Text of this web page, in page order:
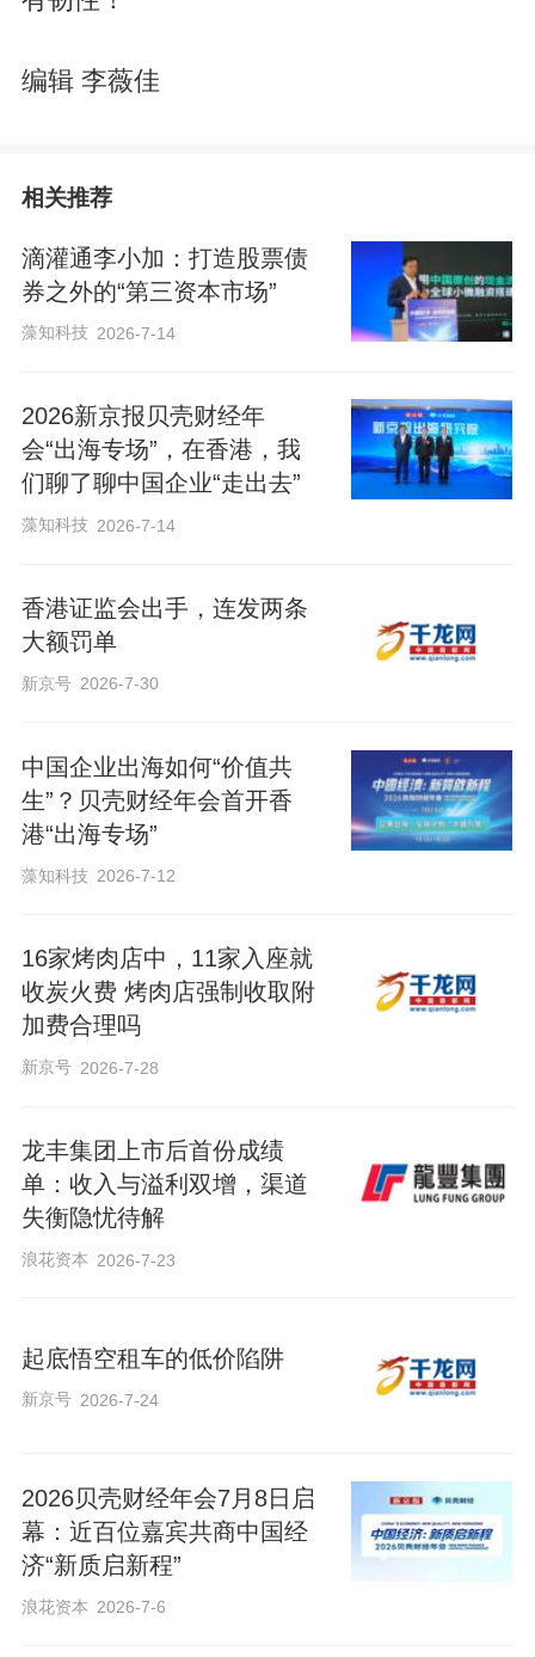
编辑 李薇佳
相关推荐
滴灌通李小加：打造股票债
券之外的“第三资本市场”
藻知科技 2026-7-14
2026新京报贝壳财经年
会“出海专场”，在香港，我
们聊了聊中国企业“走出去”
藻知科技 2026-7-14
香港证监会出手，连发两条
大额罚单
新京号 2026-7-30
中国企业出海如何“价值共
生”？贝壳财经年会首开香
港“出海专场”
藻知科技 2026-7-12
16家烤肉店中，11家入座就
收炭火费 烤肉店强制收取附
加费合理吗
新京号 2026-7-28
龙丰集团上市后首份成绩
单：收入与溢利双增，渠道
失衡隐忧待解
浪花资本 2026-7-23
起底悟空租车的低价陷阱
新京号 2026-7-24
2026贝壳财经年会7月8日启
幕：近百位嘉宾共商中国经
济“新质启新程”
浪花资本 2026-7-6